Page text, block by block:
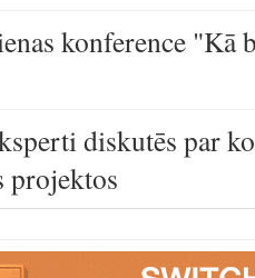
konference "Kā
diskutēs par
projektos